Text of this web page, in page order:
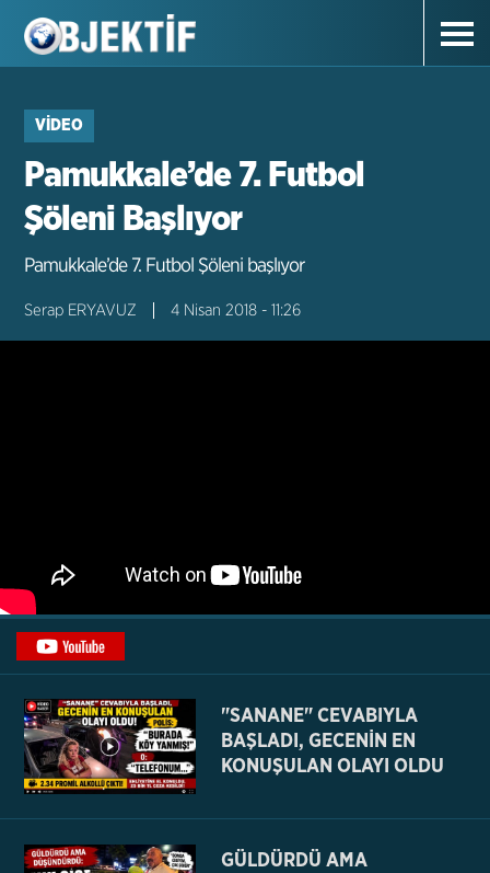
VIDEO
Pamukkale’de 7. Futbol
Şöleni Başlıyor
Pamukkale’de 7. Futbol Şöleni başlıyor
Serap ERYAVUZ 4 Nisan 2018 - 11:26
"SANANE" CEVABIYLA
BAŞLADI, GECENİN EN
KONUŞULAN OLAYI OLDU
GÜLDÜRDÜ AMA